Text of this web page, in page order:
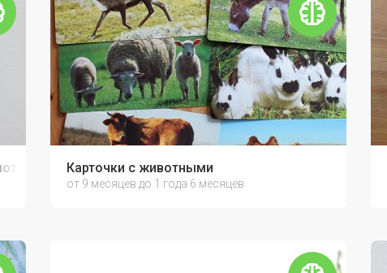
«Что внутри?»
Карточки с животными
от 9 месяцев до 1 года 6 месяцев